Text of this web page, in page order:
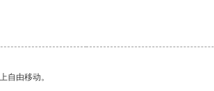
自由移动。